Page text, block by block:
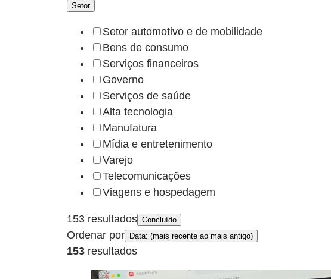
Setor
Setor automotivo e de mobilidade
Bens de consumo
Serviços financeiros
Governo
Serviços de saúde
Alta tecnologia
Manufatura
Mídia e entretenimento
Varejo
Telecomunicações
Viagens e hospedagem
153 resultados Concluído
Ordenar por Data: (mais recente ao mais antigo)
153resultados